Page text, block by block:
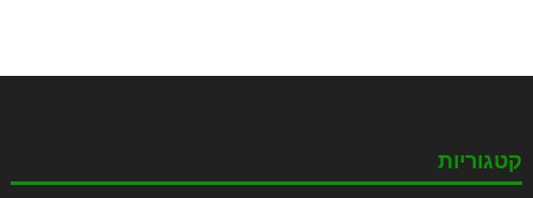
קטגוריות